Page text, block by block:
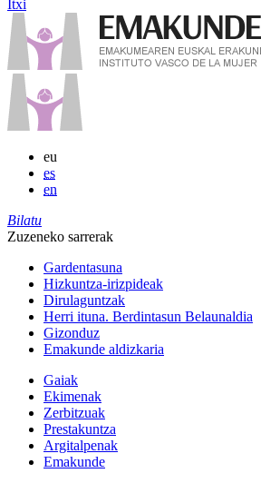
Itxi
eu
es
en
Bilatu
Zuzeneko sarrerak
Gardentasuna
Hizkuntza-irizpideak
Dirulaguntzak
Herri ituna. Berdintasun Belaunaldia
Gizonduz
Emakunde aldizkaria
Gaiak
Ekimenak
Zerbitzuak
Prestakuntza
Argitalpenak
Emakunde